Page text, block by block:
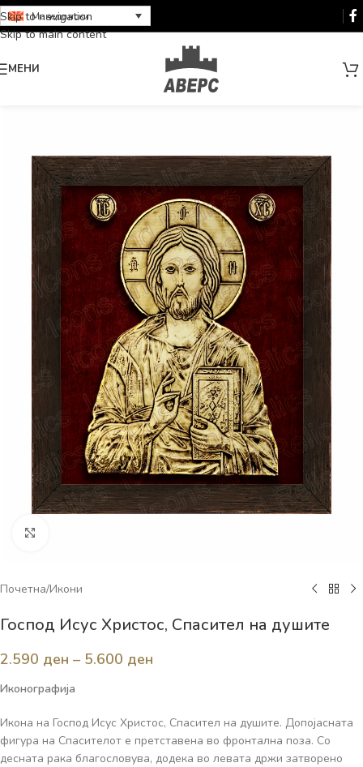
Skip to navigation
Skip to main content
Македонски
МЕНИ
Почетна/Икони
Господ Исус Христос, Спасител на душите
2.590 ден – 5.600 ден
Иконографија
Икона на Господ Исус Христос, Спасител на душите. Допојасната
фигура на Спасителот е претставена во фронтална поза. Со
десната рака благословува, додека во левата држи затворено